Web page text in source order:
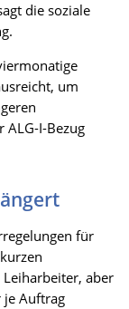
die soziale
um
ALG-I-Bezug
für
aber
je Auftrag